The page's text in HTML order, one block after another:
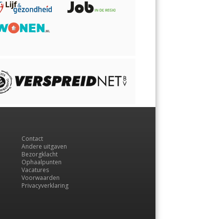
Contact
Andere uitgaven
Bezorgklacht
Ophaalpunten
Vacatures
Voorwaarden
Privacyverklaring